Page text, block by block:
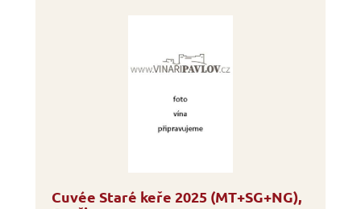
Cuvée Staré keře 2025 (MT+SG+NG),